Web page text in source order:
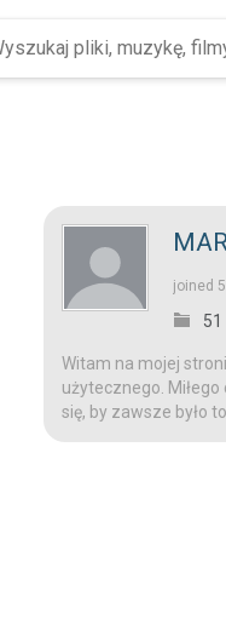
joined
51
Witam na mojej
użytecznego.
się, by zawsze było